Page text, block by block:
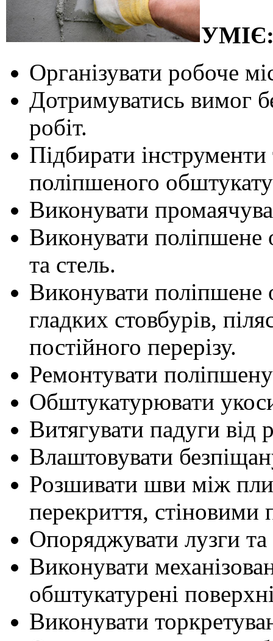
Організувати робоче
Дотримуватись вимог
робіт.
Підбирати
поліпшеного
Виконувати
Виконувати поліпшене
та стель.
Виконувати
гладких стовбурів,
постійного перерізу.
Ремонтувати
Обштукатурювати
Витягувати падуги від
Влаштовувати
Розшивати шви між
перекриття, стіновими
Опоряджувати лузги
Виконувати
обштукатурені
Виконувати